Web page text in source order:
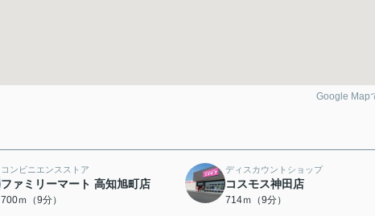
Google Map
コンビニエンスストア
ファミリーマート 高知旭町店
700ｍ（9分）
ディスカウントショップ
コスモス神田店
714ｍ（9分）